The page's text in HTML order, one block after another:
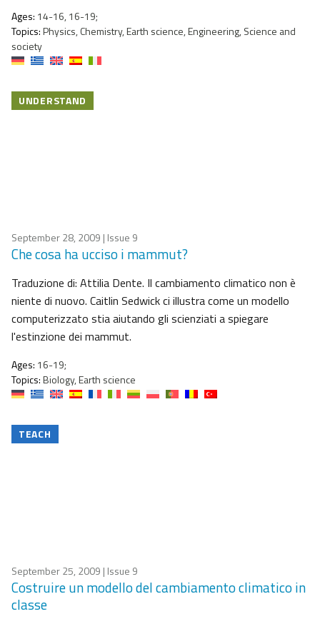
Ages: 14-16, 16-19;
Topics:Physics, Chemistry, Earth science, Engineering, Science and
society
UNDERSTAND
September 28, 2009 | Issue 9
Che cosa ha ucciso i mammut?
Traduzione di: Attilia Dente. Il cambiamento climatico non è
niente di nuovo. Caitlin Sedwick ci illustra come un modello
computerizzato stia aiutando gli scienziati a spiegare
l'estinzione dei mammut.
Ages: 16-19;
Topics:Biology, Earth science
TEACH
September 25, 2009 | Issue 9
Costruire un modello del cambiamento climatico in
classe